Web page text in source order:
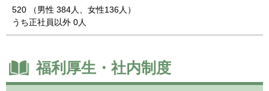
520 （男性 384人、女性136人）
うち正社員以外 0人
福利厚生・社内制度